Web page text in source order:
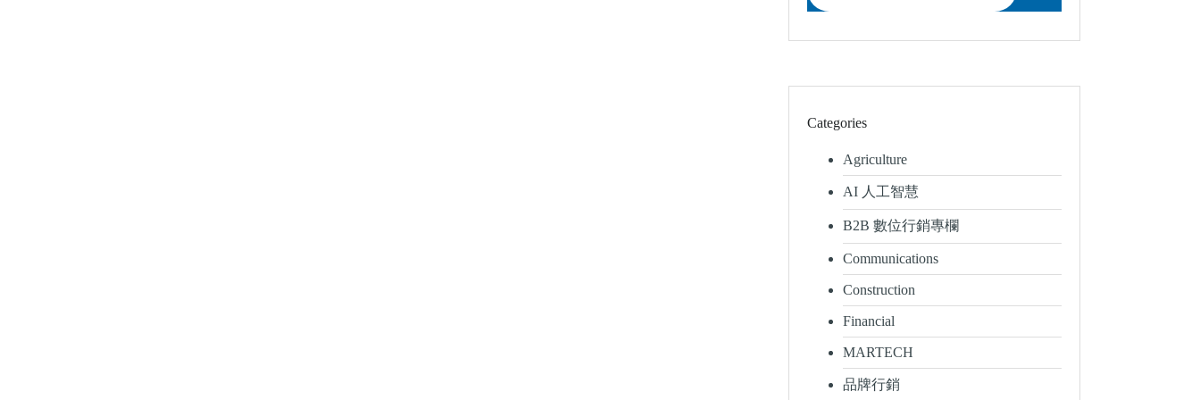
Categories
Agriculture
AI 人工智慧
B2B 數位行銷專欄
Communications
Construction
Financial
MARTECH
品牌行銷